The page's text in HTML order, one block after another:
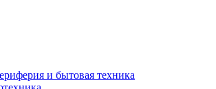
и бытовая техника